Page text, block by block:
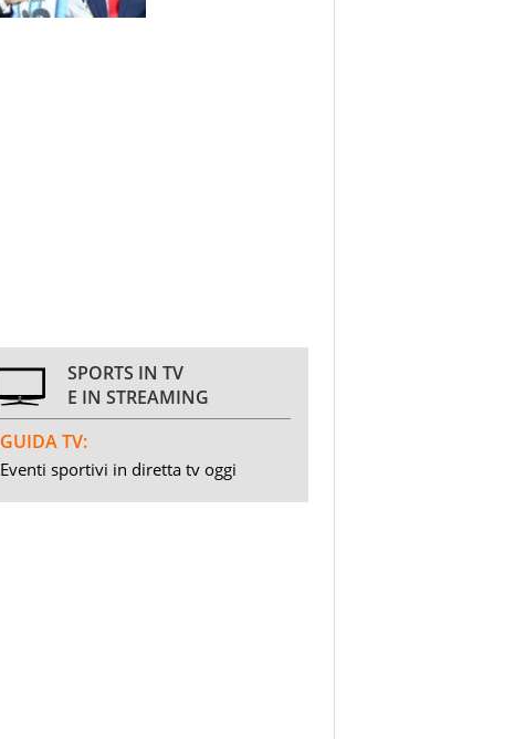
SPORTS IN TV
E IN STREAMING
GUIDA TV:
Eventi sportivi in diretta tv oggi